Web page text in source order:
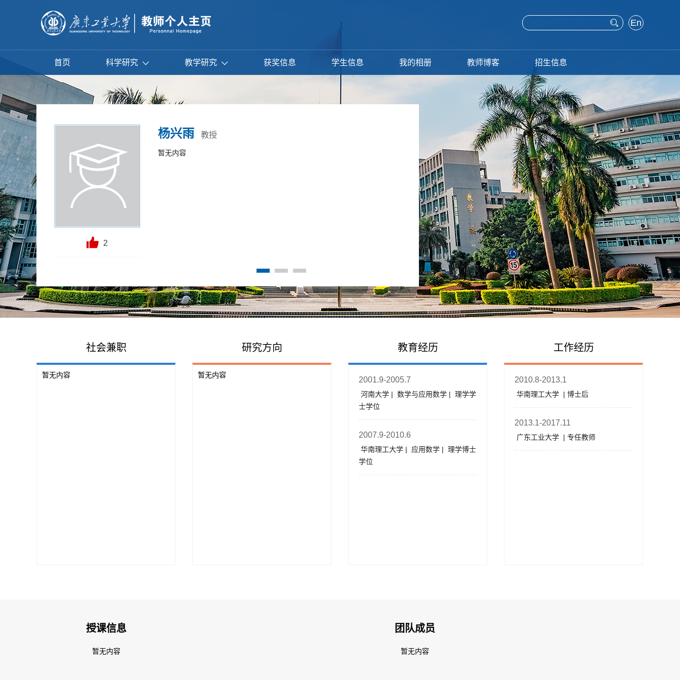
En
h
首页 科学研究 教学研究 获奖信息 学生信息 我的相册 教师博客 招生信息
2
杨兴雨 教授
暂无内容
社会兼职
暂无内容
研究方向
暂无内容
教育经历
2001.9-2005.7
河南大学 | 数学与应用数学 | 理学学
士学位
2007.9-2010.6
华南理工大学 | 应用数学 | 理学博士
学位
工作经历
2010.8-2013.1
华南理工大学 | 博士后
2013.1-2017.11
广东工业大学 | 专任教师
授课信息
暂无内容
团队成员
暂无内容